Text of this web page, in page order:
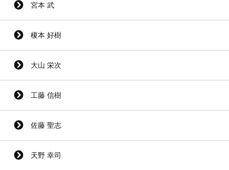
宮本 武
榎本 好樹
大山 栄次
工藤 信樹
佐藤 聖志
天野 幸司